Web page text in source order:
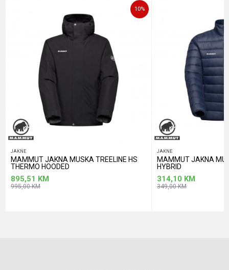
POŠALJI
10%
JAKNE
MAMMUT JAKNA MUSKA TREELINE HS
THERMO HOODED
895,51 KM
995,00KM
JAKNE
MAMMUT JAKNA
HYBRID
314,10 KM
349,00KM